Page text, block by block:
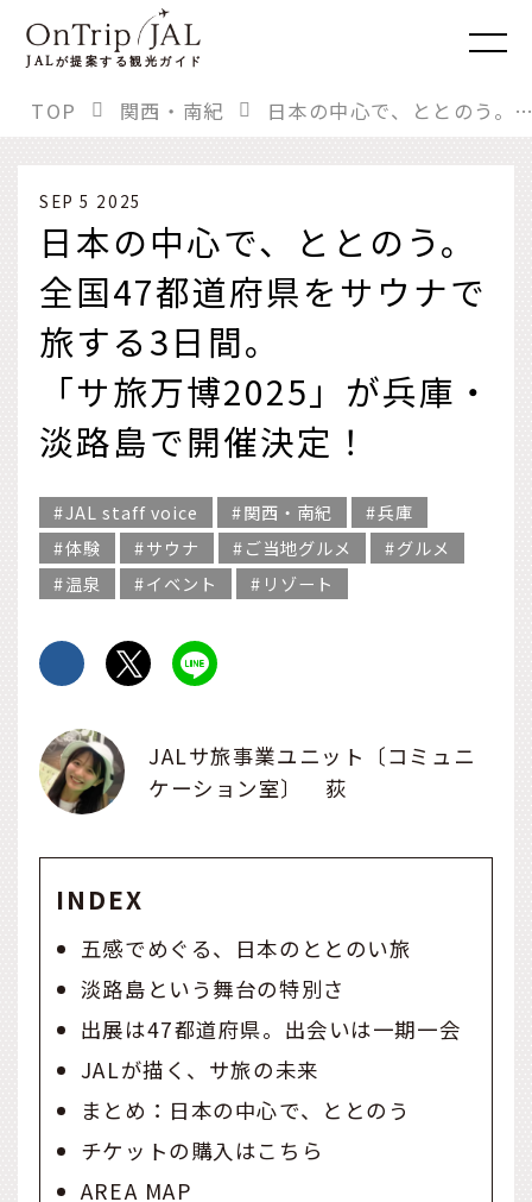
JALが提案する観光ガイド
TOP 関西・南紀 日本の中心で、ととのう。 全国47都道府県をサウナで旅する3日間。 「
SEP 5 2025
日本の中心で、ととのう。
全国47都道府県をサウナで
旅する3日間。
「サ旅万博2025」が兵庫・
淡路島で開催決定！
JAL staff voice 関西・南紀
兵庫
体験
サウナ ご当地グルメ
グルメ
温泉
イベント リゾート
JALサ旅事業ユニット〔コミュニ
ケーション室〕 荻
INDEX
五感でめぐる、日本のととのい旅
淡路島という舞台の特別さ
出展は47都道府県。出会いは一期一会
JALが描く、サ旅の未来
まとめ：日本の中心で、ととのう
チケットの購入はこちら
AREA MAP